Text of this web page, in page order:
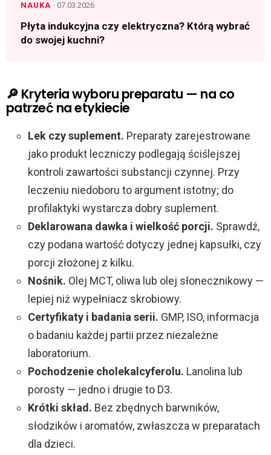
NAUKA · 07.03.2026
Płyta indukcyjna czy elektryczna? Którą wybrać
do swojej kuchni?
🔎 Kryteria wyboru preparatu — na co
patrzeć na etykiecie
Lek czy suplement. Preparaty zarejestrowane
jako produkt leczniczy podlegają ściślejszej
kontroli zawartości substancji czynnej. Przy
leczeniu niedoboru to argument istotny; do
profilaktyki wystarcza dobry suplement.
Deklarowana dawka i wielkość porcji. Sprawdź,
czy podana wartość dotyczy jednej kapsułki, czy
porcji złożonej z kilku.
Nośnik. Olej MCT, oliwa lub olej słonecznikowy —
lepiej niż wypełniacz skrobiowy.
Certyfikaty i badania serii. GMP, ISO, informacja
o badaniu każdej partii przez niezależne
laboratorium.
Pochodzenie cholekalcyferolu. Lanolina lub
porosty — jedno i drugie to D3.
Krótki skład. Bez zbędnych barwników,
słodzików i aromatów, zwłaszcza w preparatach
dla dzieci.